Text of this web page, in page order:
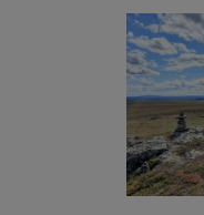
lähetämme teille
jonka eräpäivä on heti kurssin
varausmaksun niin
Pelkkä varausmaksu ei
on alle 30 vrk.